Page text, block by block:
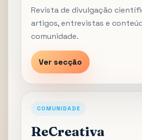
Revista de divulgação
artigos, entrevistas e
comunidade.
Ver secção
COMUNIDADE
ReCreativa